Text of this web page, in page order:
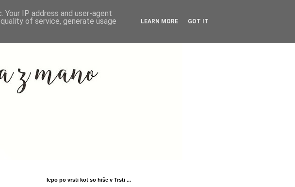
lepo po vrsti kot so hiše v Trsti ...
IP address and user-agent
of service, generate usage
LEARN MORE GOT IT